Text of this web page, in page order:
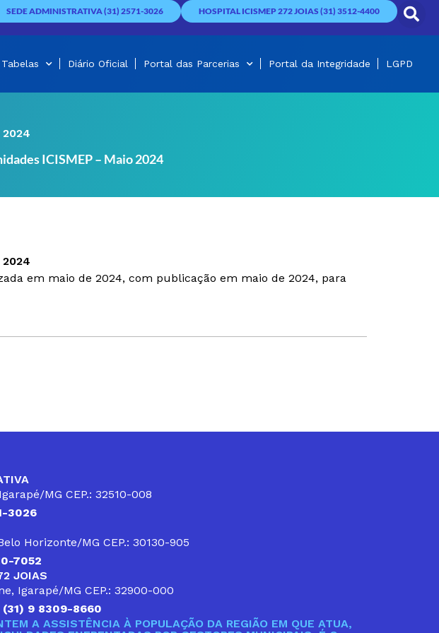
SEDE ADMINISTRATIVA (31) 2571-3026 HOSPITAL ICISMEP 272 JOIAS (31) 3512-4400
Tabelas Diário Oficial Portal das Parcerias Portal da Integridade LGPD
ICISMEP – Maio 2024
em maio de 2024, com publicação em maio de 2024, para
MG CEP.: 32510-008
3026
Horizonte/MG CEP.: 30130-905
7052
JOIAS
Igarapé/MG CEP.: 32900-000
(31) 9 8309-8660
A ASSISTÊNCIA À POPULAÇÃO DA REGIÃO EM QUE ATUA,